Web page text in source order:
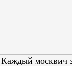
Каждый москвич